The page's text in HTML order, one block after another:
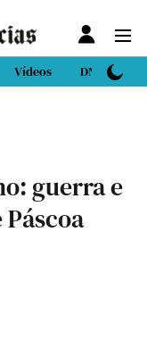
Vídeos DN Sport
guerra e